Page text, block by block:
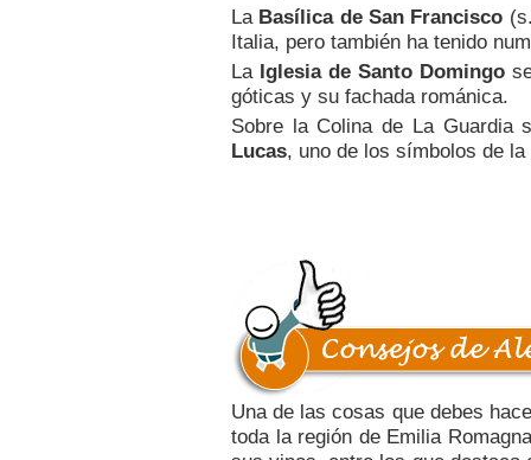
La Basílica de San Francisco
Italia, pero también ha tenido
La Iglesia de Santo Domingo
góticas y su fachada románica.
Sobre la Colina de La Guardia
Lucas, uno de los símbolos de la
Una de las cosas que debes
toda la región de Emilia